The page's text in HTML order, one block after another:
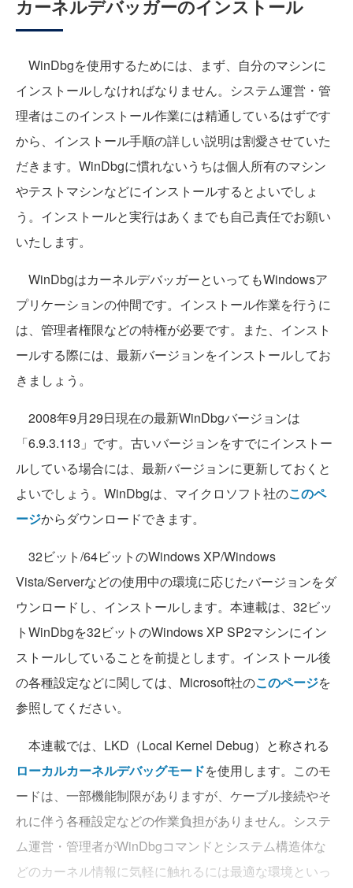
カーネルデバッガーのインストール
WinDbgを使用するためには、まず、自分のマシンに
インストールしなければなりません。システム運営・管
理者はこのインストール作業には精通しているはずです
から、インストール手順の詳しい説明は割愛させていた
だきます。WinDbgに慣れないうちは個人所有のマシン
やテストマシンなどにインストールするとよいでしょ
う。インストールと実行はあくまでも自己責任でお願い
いたします。
WinDbgはカーネルデバッガーといってもWindowsア
プリケーションの仲間です。インストール作業を行うに
は、管理者権限などの特権が必要です。また、インスト
ールする際には、最新バージョンをインストールしてお
きましょう。
2008年9月29日現在の最新WinDbgバージョンは
「6.9.3.113」です。古いバージョンをすでにインストー
ルしている場合には、最新バージョンに更新しておくと
よいでしょう。WinDbgは、マイクロソフト社のこのペ
ージからダウンロードできます。
32ビット/64ビットのWindows XP/Windows
Vista/Serverなどの使用中の環境に応じたバージョンをダ
ウンロードし、インストールします。本連載は、32ビッ
トWinDbgを32ビットのWindows XP SP2マシンにイン
ストールしていることを前提とします。インストール後
の各種設定などに関しては、Microsoft社のこのページを
参照してください。
本連載では、LKD（Local Kernel Debug）と称される
ローカルカーネルデバッグモードを使用します。このモ
ードは、一部機能制限がありますが、ケーブル接続やそ
れに伴う各種設定などの作業負担がありません。システ
ム運営・管理者がWinDbgコマンドとシステム構造体な
どのカーネル情報に気軽に触れるには最適な環境といっ